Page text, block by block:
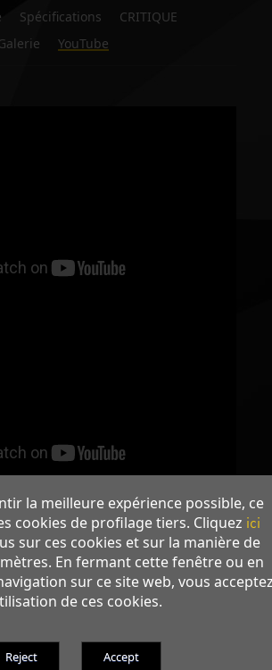
la meilleure expérience possible, ce
cookies de profilage tiers. Cliquez ici
sur ces cookies et sur la manière de
En fermant cette fenêtre ou en
sur ce site web, vous
de ces cookies.
Spécifications
CRITIQUE
YouTube